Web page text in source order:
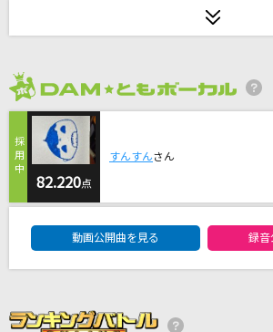
[生音]LA・LA・LA LOVE SONG
ORANGE RANGE
[生音]優しい雨
ai my me
OddRe:
忘れられないの
82.220点
すんすんさん
動画公開曲を見る 録音